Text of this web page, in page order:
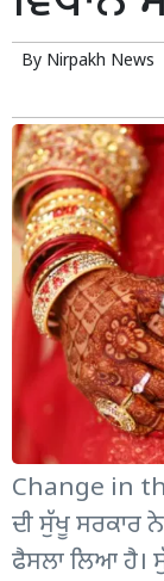
By Nirpakh News
Change in
ਦੀ ਸੁੱਖੂ ਸਰਕਾਰ
ਫੈਸਲਾ ਲਿਆ ਹੈ।